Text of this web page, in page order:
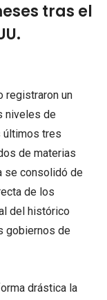
tras el
registraron un
niveles de
últimos tres
de materias
se consolidó de
de los
del histórico
gobiernos de
drástica la